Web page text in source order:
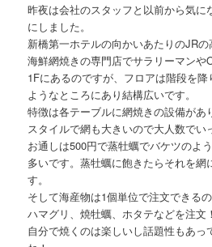
昨夜は会社のスタッフと以前から気に
にしました。
新橋第一ホテルの向かいあたりのJR
海鮮網焼きの専門店でサラリーマンや
1Fにあるのですが、フロアは階段を
ようなところにあり結構広いです。
特徴は各テーブルに網焼きの設備が
スタイルで網も大きいので大人数でい
お通しは500円で蒸牡蠣でバケツのよ
多いです。蒸牡蠣に飽きたらそれを網
す。
そして海産物は1個単位で注文できる
ハマグリ、焼牡蠣、ホタテなどを注文！
自分で焼くのは楽しいし話題性もあっ